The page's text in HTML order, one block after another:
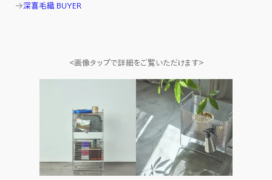
→深喜毛織 BUYER
＜画像タップで詳細をご覧いただけます＞